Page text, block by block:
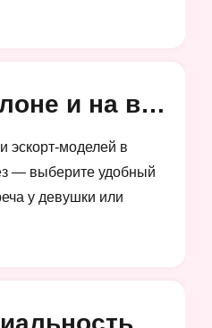
Услуги в салоне и на выезд
эскорт-моделей в
— выберите удобный
у девушки или